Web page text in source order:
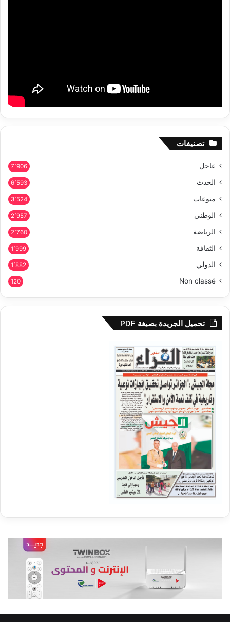
تصنيفات
عاجل 7٬906
الحدث 6٬593
منوعات 3٬524
الوطني 2٬957
الرياضة 2٬760
الثقافة 1٬999
الدولي 1٬882
Non classé
120
تحميل الجريدة بصيغة PDF